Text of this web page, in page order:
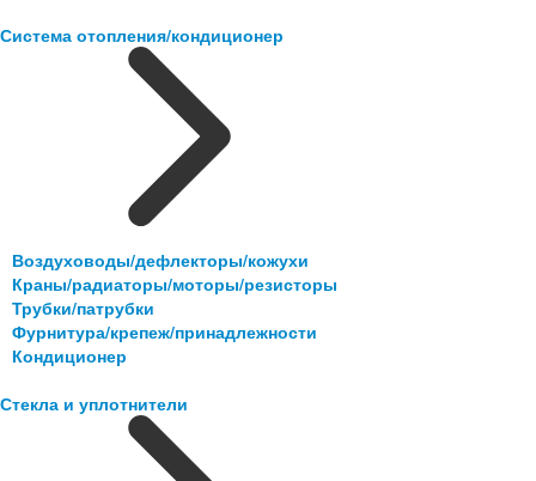
Система отопления/кондиционер
Воздуховоды/дефлекторы/кожухи
Краны/радиаторы/моторы/резисторы
Трубки/патрубки
Фурнитура/крепеж/принадлежности
Кондиционер
Стекла и уплотнители